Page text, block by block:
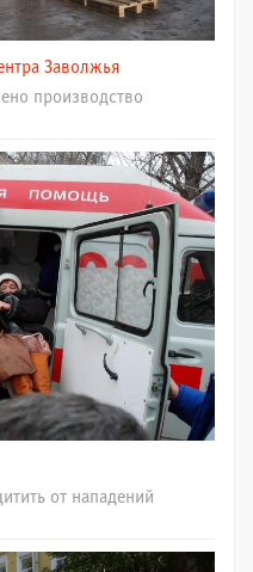
Заволжья
производство
от нападений